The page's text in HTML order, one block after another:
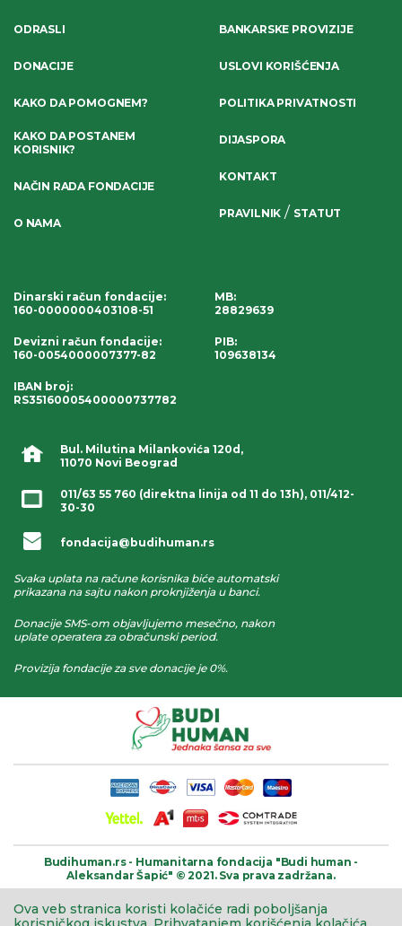
Bul. Milutina Milankovića 120d,
11070 Novi Beograd
011/63 55 760 (direktna linija od 11 do 13h), 011/412-
30-30
fondacija@budihuman.rs
Svaka uplata na račune korisnika biće automatski
prikazana na sajtu nakon proknjiženja u banci.
Donacije SMS-om objavljujemo mesečno, nakon
uplate operatera za obračunski period.
Provizija fondacije za sve donacije je 0%.
ODRASLI
DONACIJE
KAKO DA POMOGNEM?
KAKO DA POSTANEM
KORISNIK?
NAČIN RADA FONDACIJE
O NAMA
BANKARSKE PROVIZIJE
USLOVI KORIŠĆENJA
POLITIKA PRIVATNOSTI
DIJASPORA
KONTAKT
PRAVILNIK / STATUT
Dinarski račun fondacije:
160-0000000403108-51
Devizni račun fondacije:
160-0054000007377-82
IBAN broj:
RS35160005400000737782
MB:
28829639
PIB:
109638134
Budihuman.rs - Humanitarna fondacija "Budi human -
Aleksandar Šapić" © 2021. Sva prava zadržana.
Ova veb stranica koristi kolačiće radi poboljšanja